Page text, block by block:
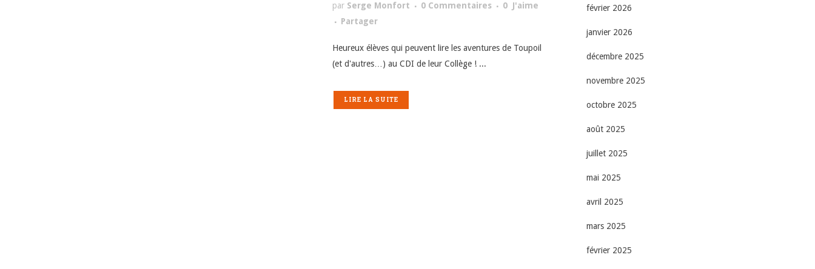
par Serge Monfort 0 Commentaires 0 J'aime
Partager
Heureux élèves qui peuvent lire les aventures de Toupoil
(et d'autres…) au CDI de leur Collège ! ...
LIRE LA SUITE
février 2026
janvier 2026
décembre 2025
novembre 2025
octobre 2025
août 2025
juillet 2025
mai 2025
avril 2025
mars 2025
février 2025